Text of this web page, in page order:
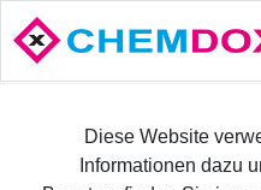
Diese Website
Informationen dazu